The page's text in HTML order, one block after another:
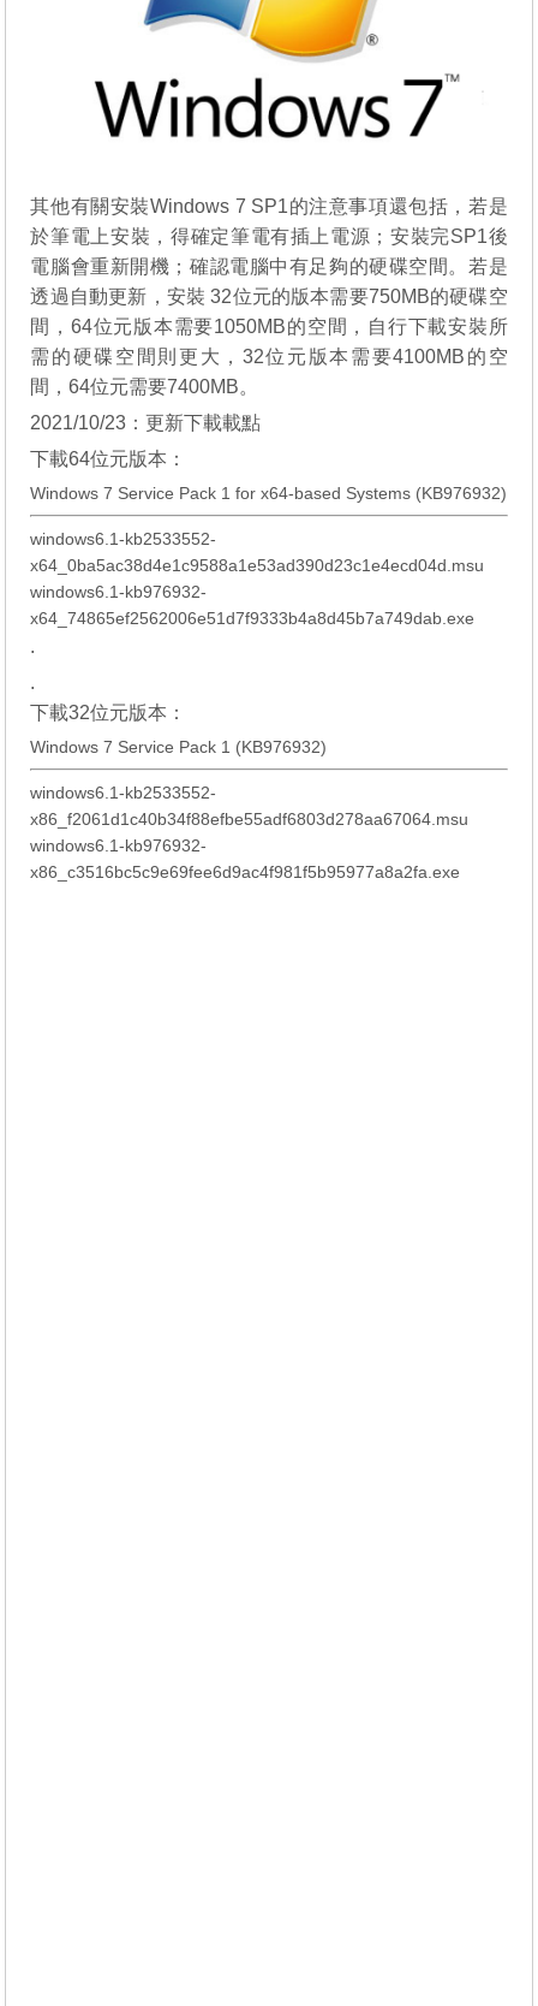
其他有關安裝Windows 7 SP1的注意事項還包括，若是
於筆電上安裝，得確定筆電有插上電源；安裝完SP1後
電腦會重新開機；確認電腦中有足夠的硬碟空間。若是
透過自動更新，安裝 32位元的版本需要750MB的硬碟空
間，64位元版本需要1050MB的空間，自行下載安裝所
需的硬碟空間則更大，32位元版本需要4100MB的空
間，64位元需要7400MB。
2021/10/23：更新下載載點
下載64位元版本：
Windows 7 Service Pack 1 for x64-based Systems (KB976932)
windows6.1-kb2533552-
x64_0ba5ac38d4e1c9588a1e53ad390d23c1e4ecd04d.msu
windows6.1-kb976932-
x64_74865ef2562006e51d7f9333b4a8d45b7a749dab.exe
.
.
下載32位元版本：
Windows 7 Service Pack 1 (KB976932)
windows6.1-kb2533552-
x86_f2061d1c40b34f88efbe55adf6803d278aa67064.msu
windows6.1-kb976932-
x86_c3516bc5c9e69fee6d9ac4f981f5b95977a8a2fa.exe